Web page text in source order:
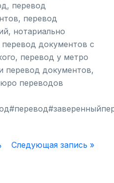
перевод
перевод
нотариально
документов с
перевод у метро
перевод документов,
переводов
Следующая запись »